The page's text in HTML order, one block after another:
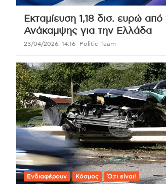
Εκταμίευση 1,18 δισ. ευρώ από
Ανάκαμψης για την Ελλάδα
23/04/2026, 14:16 Politic Team
Ενδιαφέρουν Κόσμος Ό,τι είναι!